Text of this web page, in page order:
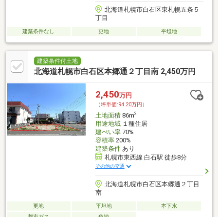
北海道札幌市白石区東札幌五条５
丁目
建築条件なし 更地 平坦地
建築条件付土地
北海道札幌市白石区本郷通２丁目南 2,450万円
2,450万円
（坪単価:94.20万円）
土地面積86m2
用途地域１種住居
建ぺい率70%
容積率200%
建築条件あり
札幌市東西線 白石駅 徒歩8分
その他の交通
北海道札幌市白石区本郷通２丁目
南
更地 平坦地
本下水